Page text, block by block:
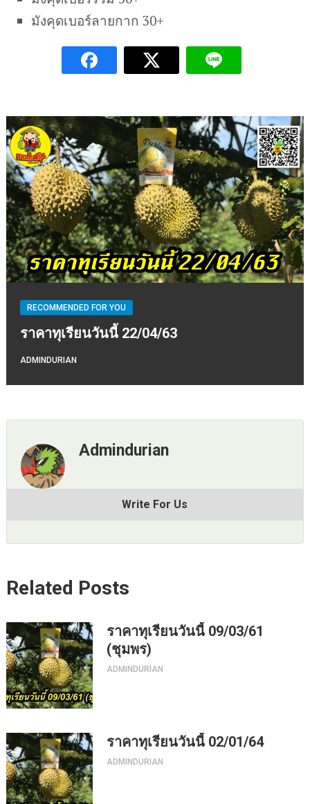
มังคุดเบอร์ลายกาก 30+
RECOMMENDED FOR YOU
ราคาทุเรียนวันนี้ 22/04/63
ADMINDURIAN
Admindurian
Write For Us
Related Posts
ราคาทุเรียนวันนี้ 09/03/61
(ชุมพร)
ADMINDURIAN
ราคาทุเรียนวันนี้ 02/01/64
ADMINDURIAN